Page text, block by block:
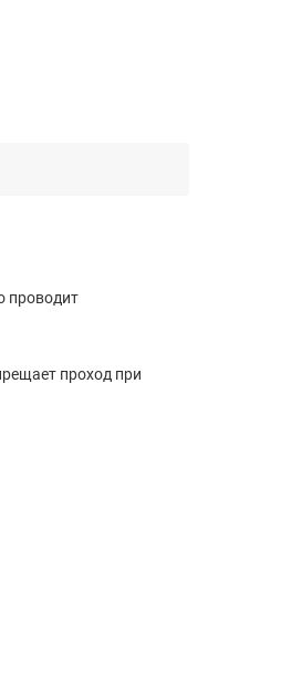
проводит
проход при